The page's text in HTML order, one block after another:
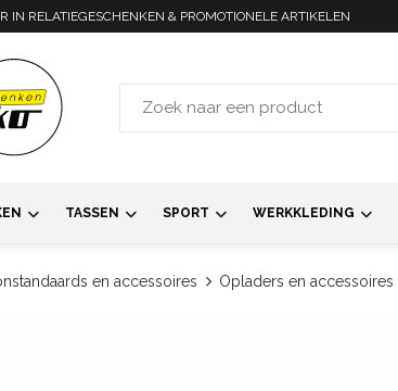
IN RELATIEGESCHENKEN & PROMOTIONELE ARTIKELEN
TASSEN SPORT WERKKLEDING
en accessoires Opladers en accessoires